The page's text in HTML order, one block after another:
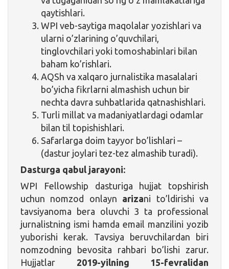
qaytishlari.
WPI veb-saytiga maqolalar yozishlari va
ularni o’zlarining o’quvchilari,
tinglovchilari yoki tomoshabinlari bilan
baham ko’rishlari.
AQSh va xalqaro jurnalistika masalalari
bo’yicha fikrlarni almashish uchun bir
nechta davra suhbatlarida qatnashishlari.
Turli millat va madaniyatlardagi odamlar
bilan til topishishlari.
Safarlarga doim tayyor bo’lishlari –
(dastur joylari tez-tez almashib turadi).
Dasturga qabul jarayoni:
WPI Fellowship dasturiga hujjat topshirish
uchun nomzod onlayn arizani to’ldirishi va
tavsiyanoma bera oluvchi 3 ta professional
jurnalistning ismi hamda email manzilini yozib
yuborishi kerak. Tavsiya beruvchilardan biri
nomzodning bevosita rahbari bo’lishi zarur.
Hujjatlar 2019-yilning
15-fevralidan